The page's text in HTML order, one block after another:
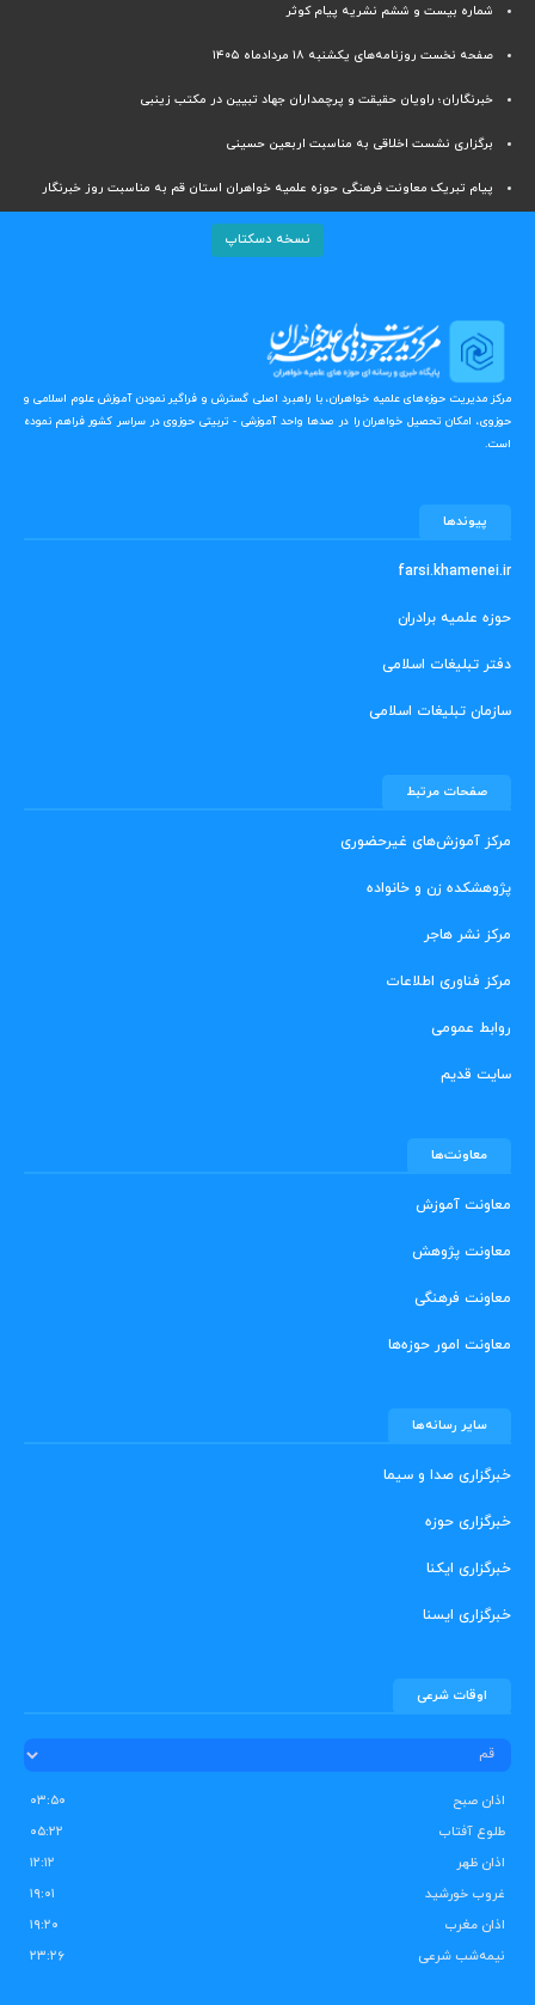
شماره بیست و ششم نشریه پیام کوثر
صفحه نخست روزنامه‌های یکشنبه ۱۸ مردادماه ۱۴۰۵
خبرنگاران؛ راویان حقیقت و پرچمداران جهاد تبیین در مکتب زینبی
برگزاری نشست اخلاقی به مناسبت اربعین حسینی
پیام تبریک معاونت فرهنگی حوزه علمیه خواهران استان قم به مناسبت روز خبرنگار
نسخه دسکتاپ
مرکز مدیریت حوزه‌های علمیه خواهران، با راهبرد اصلی گسترش و فراگیر نمودن آموزش علوم اسلامی و
حوزوی، امکان تحصیل خواهران را در صدها واحد آموزشی - تربیتی حوزوی در سراسر کشور فراهم نموده
است.
پیوندها
farsi.khamenei.ir
حوزه علمیه برادران
دفتر تبلیغات اسلامی
سازمان تبلیغات اسلامی
صفحات مرتبط
مرکز آموزش‌های غیرحضوری
پژوهشکده زن و خانواده
مرکز نشر هاجر
مرکز فناوری اطلاعات
روابط عمومی
سایت قدیم
معاونت‌ها
معاونت آموزش
معاونت پژوهش
معاونت فرهنگی
معاونت امور حوزه‌ها
سایر رسانه‌ها
خبرگزاری صدا و سیما
خبرگزاری حوزه
خبرگزاری ایکنا
خبرگزاری ایسنا
اوقات شرعی
اذان صبح
۰۳:۵۰
طلوع آفتاب
۰۵:۲۲
اذان ظهر
۱۲:۱۲
غروب خورشید
۱۹:۰۱
اذان مغرب
۱۹:۲۰
نیمه‌شب شرعی
۲۳:۲۶